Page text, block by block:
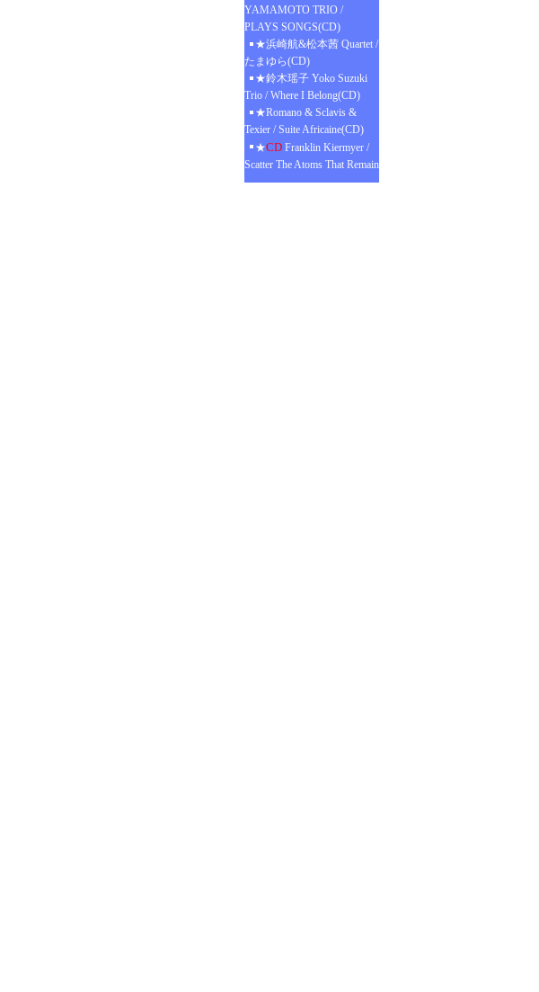
YAMAMOTO TRIO /
PLAYS SONGS(CD)
★浜崎航&松本茜 Quartet /
たまゆら(CD)
★鈴木瑶子 Yoko Suzuki
Trio / Where I Belong(CD)
★Romano & Sclavis &
Texier / Suite Africaine(CD)
★CD Franklin Kiermyer /
Scatter The Atoms That Remain